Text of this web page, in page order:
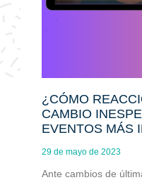
¿CÓMO
CAMBIO
EVENTOS MÁS
29 de mayo de 2023
Ante cambios de